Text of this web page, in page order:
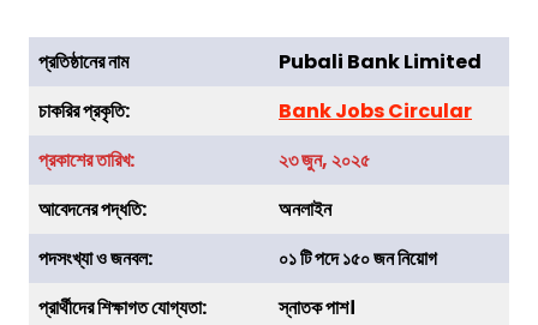
প্রতিষ্ঠানের নাম Pubali BankLimited
চাকরিরপ্রকৃতি:
Bank Jobs Circular
প্রকাশের তারিখ:
২৩ জুন, ২০২৫
আবেদনের পদ্ধতি:
অনলাইন
পদসংখ্যা ও জনবল:
০১ টি পদে ১৫০ জন নিয়োগ
প্রার্থীদের শিক্ষাগত যোগ্যতা:
স্নাতক পাশ।